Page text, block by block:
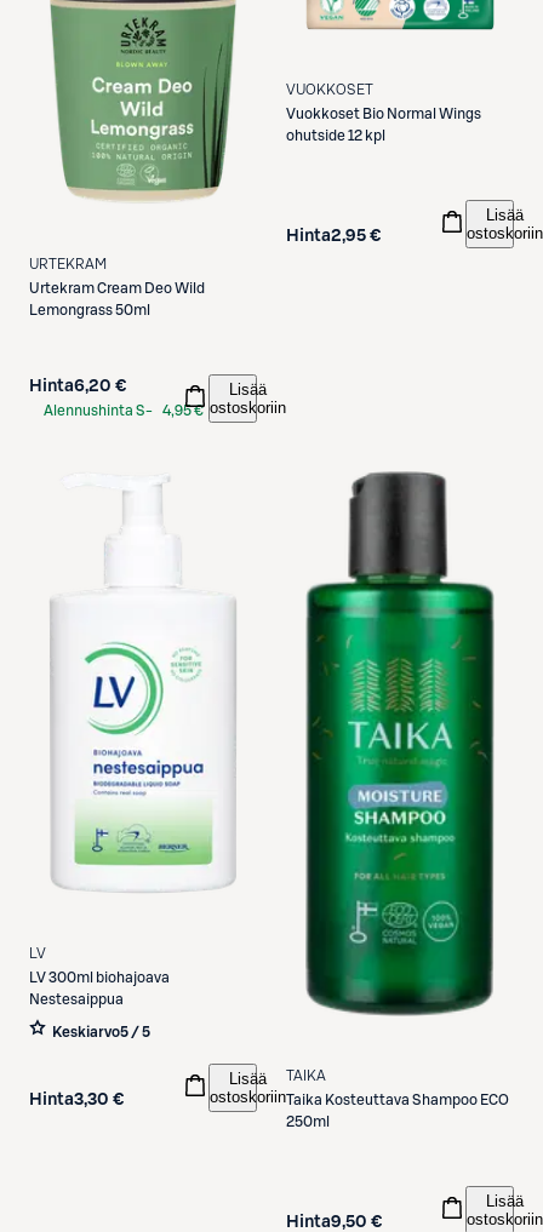
URTEKRAM
UrtekramCream Deo Wild
Lemongrass 50ml
Hinta6,20 €
Alennushinta S-
4,95 €
Lisää
ostoskoriin
VUOKKOSET
Vuokkoset Bio Normal Wings
ohutside 12 kpl
Hinta2,95 €
Lisää
ostoskoriin
LV
LV300ml biohajoava
Nestesaippua
Keskiarvo5 / 5
Hinta3,30 €
Lisää
ostoskoriin
TAIKA
Taika Kosteuttava Shampoo ECO
250ml
Hinta9,50 €
Lisää
ostoskoriin